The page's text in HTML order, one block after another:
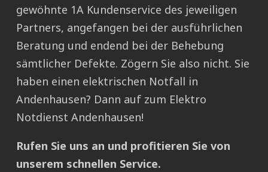
gewöhnte 1A Kundenservice des jeweiligen
Partners, angefangen bei der ausführlichen
Beratung und endend bei der Behebung
sämtlicher Defekte. Zögern Sie also nicht. Sie
haben einen elektrischen Notfall in
Andenhausen? Dann auf zum Elektro
Notdienst Andenhausen!
Rufen Sie uns an und profitieren Sie von
unserem schnellen Service.